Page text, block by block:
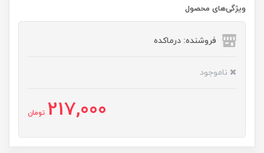
ویژگی‌های محصول
فروشنده: درماکده
ناموجود
217,000 تومان